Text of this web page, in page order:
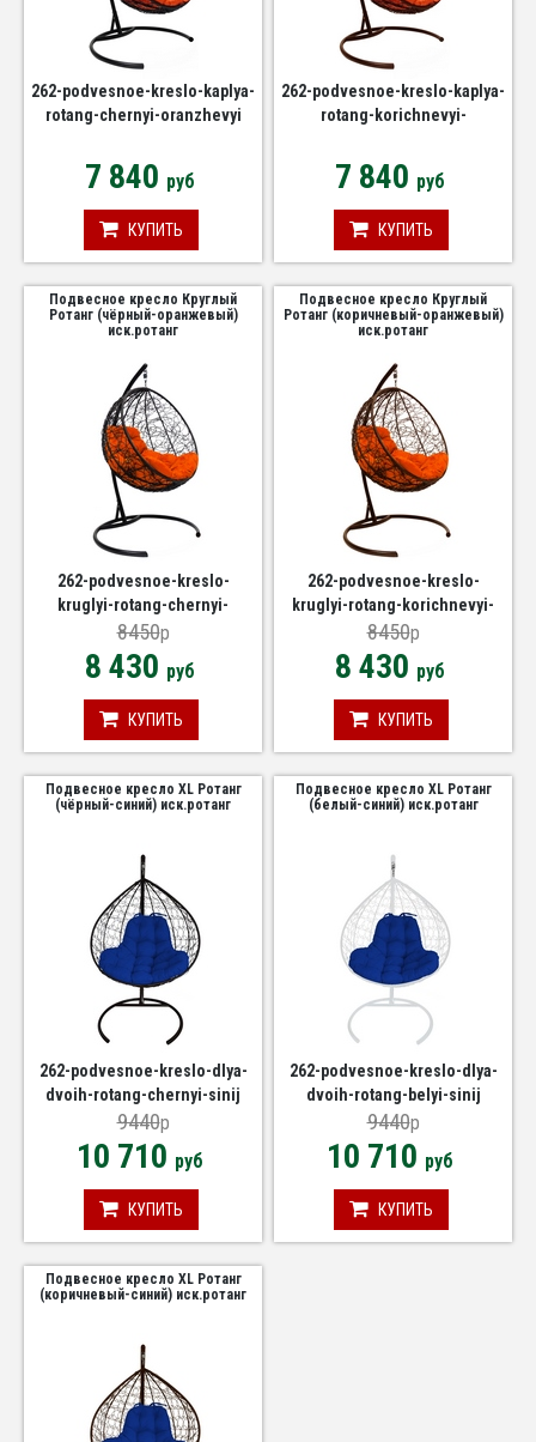
262-podvesnoe-kreslo-kaplya-
rotang-chernyi-oranzhevyi
7 840 руб
КУПИТЬ
262-podvesnoe-kreslo-kaplya-
rotang-korichnevyi-
7 840 руб
КУПИТЬ
Подвесное кресло Круглый
Ротанг (чёрный-оранжевый)
иск.ротанг
262-podvesnoe-kreslo-
kruglyi-rotang-chernyi-
oranzhevyi
8450p
8 430 руб
КУПИТЬ
Подвесное кресло Круглый
Ротанг (коричневый-оранжевый)
иск.ротанг
262-podvesnoe-kreslo-
kruglyi-rotang-korichnevyi-
oranzhevyi
8450p
8 430 руб
КУПИТЬ
Подвесное кресло XL Ротанг
(чёрный-синий) иск.ротанг
262-podvesnoe-kreslo-dlya-
dvoih-rotang-chernyi-sinij
9440p
10 710 руб
КУПИТЬ
Подвесное кресло XL Ротанг
(белый-синий) иск.ротанг
262-podvesnoe-kreslo-dlya-
dvoih-rotang-belyi-sinij
9440p
10 710 руб
КУПИТЬ
Подвесное кресло XL Ротанг
(коричневый-синий) иск.ротанг